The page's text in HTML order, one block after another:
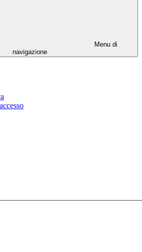
Menu di
navigazione